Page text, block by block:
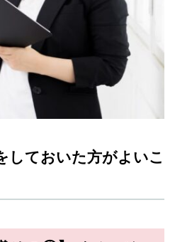
しておいた方がよいこ